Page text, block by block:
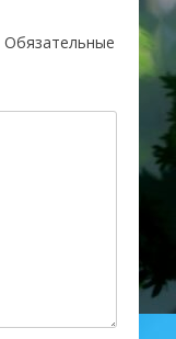
Обязательные